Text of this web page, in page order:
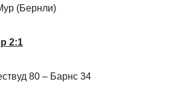
(Бернли)
2:1
80 – Барнс 34